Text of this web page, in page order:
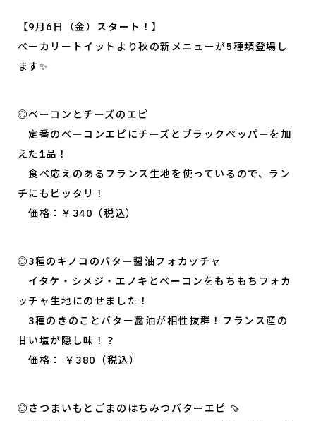
【9月6日（金）スタート！】
ベーカリートイットより秋の新メニューが5種類登場し
ます✨
◎ベーコンとチーズのエピ
定番のベーコンエピにチーズとブラックペッパーを加
えた1品！
食べ応えのあるフランス生地を使っているので、ラン
チにもピッタリ！
価格：￥340（税込）
◎3種のキノコのバター醤油フォカッチャ
イタケ・シメジ・エノキとベーコンをもちもちフォカ
ッチャ生地にのせました！
3種のきのことバター醤油が相性抜群！フランス産の
甘い塩が隠し味！？
価格： ￥380（税込）
◎さつまいもとごまのはちみつバターエピ 🍠